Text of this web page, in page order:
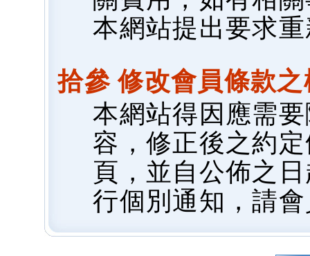
本網站提出要求
拾參 修改會員條款
本網站得因應需
容，修正後之約
頁，並自公佈之
行個別通知，請